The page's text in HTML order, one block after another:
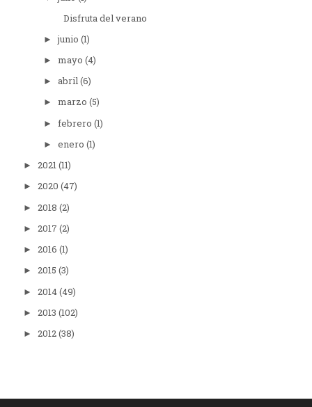
Disfruta del verano
►junio (1)
► mayo (4)
► abril(6)
► marzo (5)
► febrero (1)
► enero (1)
► 2021(11)
► 2020 (47)
► 2018 (2)
► 2017 (2)
► 2016 (1)
► 2015 (3)
► 2014(49)
► 2013 (102)
► 2012(38)